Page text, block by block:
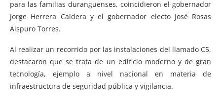
para las familias duranguenses, coincidieron el gobernador
Jorge Herrera Caldera y el gobernador electo José Rosas
Aispuro Torres.
Al realizar un recorrido por las instalaciones del llamado C5,
destacaron que se trata de un edificio moderno y de gran
tecnología, ejemplo a nivel nacional en materia de
infraestructura de seguridad pública y vigilancia.